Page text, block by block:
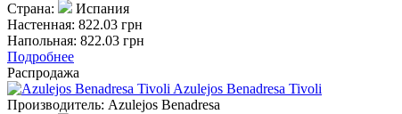
Страна:
Испания
Настенная: 822.03 грн
Напольная: 822.03 грн
Подробнее
Распродажа
Azulejos Benadresa Tivoli
Производитель: Azulejos Benadresa